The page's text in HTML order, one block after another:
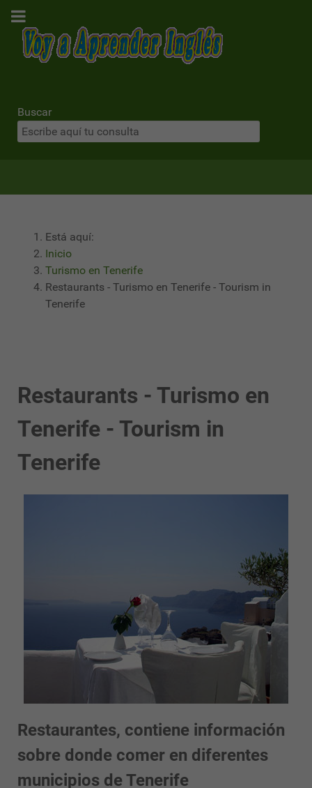
Buscar
Está aquí:
Inicio
Turismo en Tenerife
Restaurants - Turismo en Tenerife - Tourism in
Tenerife
Restaurants - Turismo en
Tenerife - Tourism in
Tenerife
Restaurantes, contiene información
sobre donde comer en diferentes
municipios de Tenerife